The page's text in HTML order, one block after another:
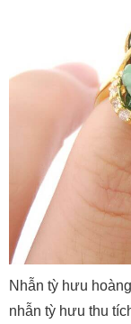
Nhẫn tỳ hưu
nhẫn tỳ hưu thu